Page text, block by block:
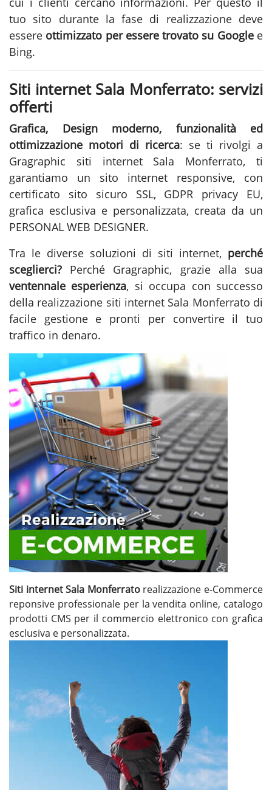
tuo sito durante la fase di realizzazionedeve
essere ottimizzato per essere trovato su Googlee
Bing.
Siti internet Sala Monferrato: servizi
offerti
Grafica, Design moderno, funzionalità ed
ottimizzazione motori di ricerca: se ti rivolgi a
Gragraphic siti internet Sala Monferrato, ti
garantiamo un sito internet responsive, con
certificato sito sicuro SSL, GDPR privacy EU,
grafica esclusiva e personalizzata, creata da un
PERSONAL WEB DESIGNER.
Tra le diverse soluzioni di siti internet, perché
sceglierci? Perché Gragraphic, grazie alla sua
ventennale esperienza, si occupa con successo
della realizzazione siti internet Sala Monferrato di
facile gestione e pronti per convertire il tuo
traffico in denaro.
Siti internet Sala Monferratorealizzazione e-Commerce
reponsive professionale per la vendita online, catalogo
prodotti CMS per il commercio elettronico con grafica
esclusiva e personalizzata.